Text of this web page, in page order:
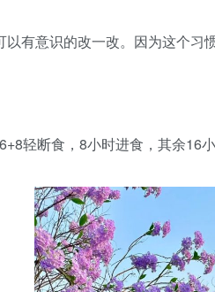
有意识的改一改。因为这个习
轻断食，8小时进食，其余16